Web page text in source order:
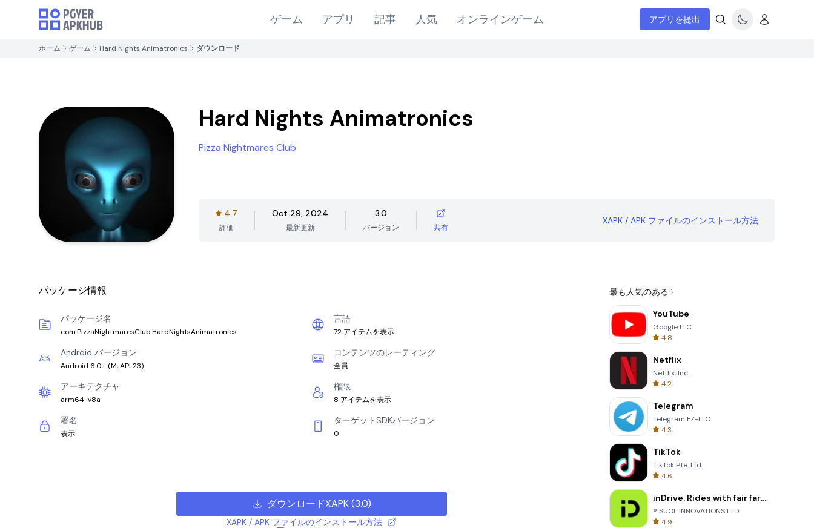
ゲーム アプリ 記事 人気 オンラインゲーム アプリを提出
ホーム ゲーム Hard Nights Animatronics ダウンロード
Hard Nights Animatronics
Pizza Nightmares Club
4.7
評価
Oct 29, 2024
最新更新
3.0
バージョン 共有
XAPK / APK ファイルのインストール方法
パッケージ情報
パッケージ名
com.PizzaNightmaresClub.HardNightsAnimatronics
言語
72 アイテムを表示
Android バージョン
Android 6.0+ (M, API 23)
コンテンツのレーティング
全員
アーキテクチャ
arm64-v8a
権限
8 アイテムを表示
署名
表示
ターゲットSDKバージョン
0
ダウンロードXAPK(3.0)
XAPK / APK ファイルのインストール方法
最も人気のある
YouTube
Google LLC
4.8
Netflix
Netflix, Inc.
4.2
Telegram
Telegram FZ-LLC
4.3
TikTok
TikTok Pte. Ltd.
4.6
inDrive. Rides with fair fares
® SUOL INNOVATIONS LTD
4.9